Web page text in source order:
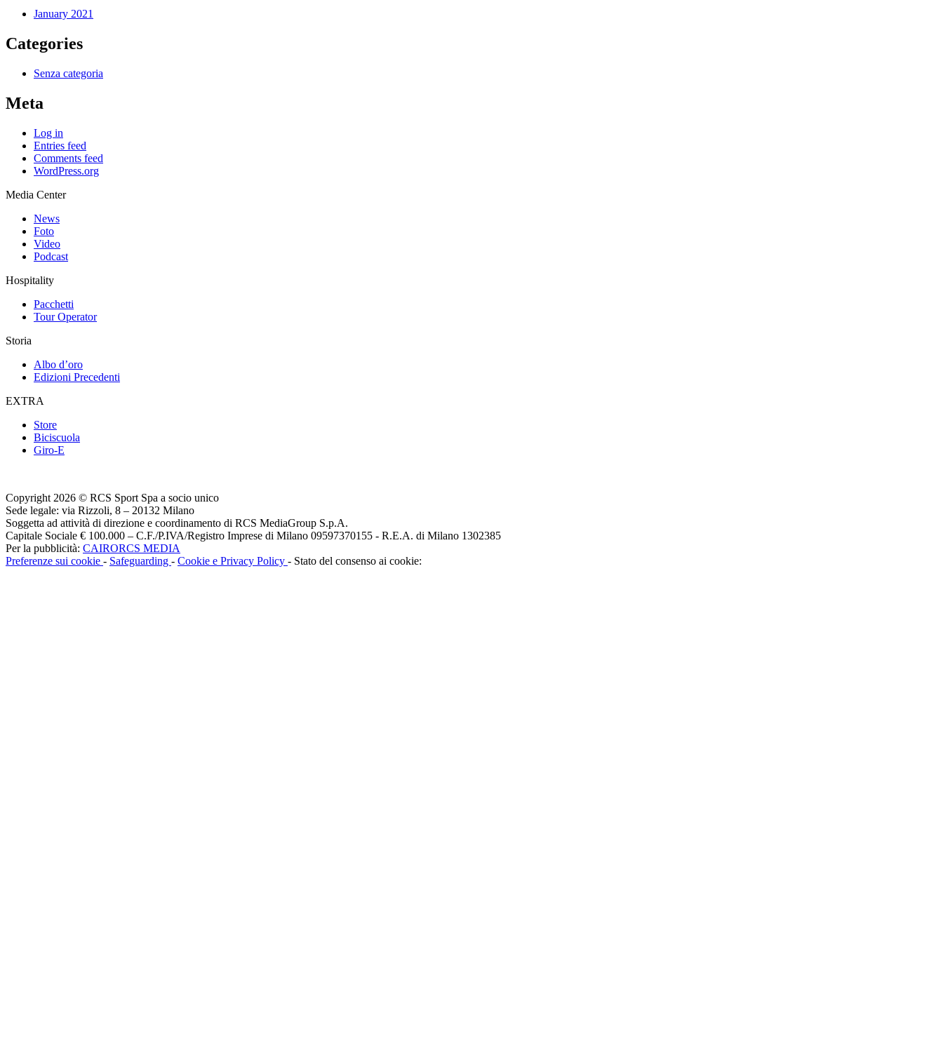
January 2021
Categories
Senza categoria
Meta
Log in
Entries feed
Comments feed
WordPress.org
Media Center
News
Foto
Video
Podcast
Hospitality
Pacchetti
Tour Operator
Storia
Albo d’oro
Edizioni Precedenti
EXTRA
Store
Biciscuola
Giro-E
Copyright 2026 © RCS Sport Spa a socio unico
Sede legale: via Rizzoli, 8 – 20132 Milano
Soggetta ad attività di direzione e coordinamento di RCS MediaGroup S.p.A.
Capitale Sociale € 100.000 – C.F./P.IVA/Registro Imprese di Milano 09597370155 - R.E.A. di Milano 1302385
Per la pubblicità: CAIRORCS MEDIA
Preferenze sui cookie - Safeguarding - Cookie e Privacy Policy - Stato del consenso ai cookie: